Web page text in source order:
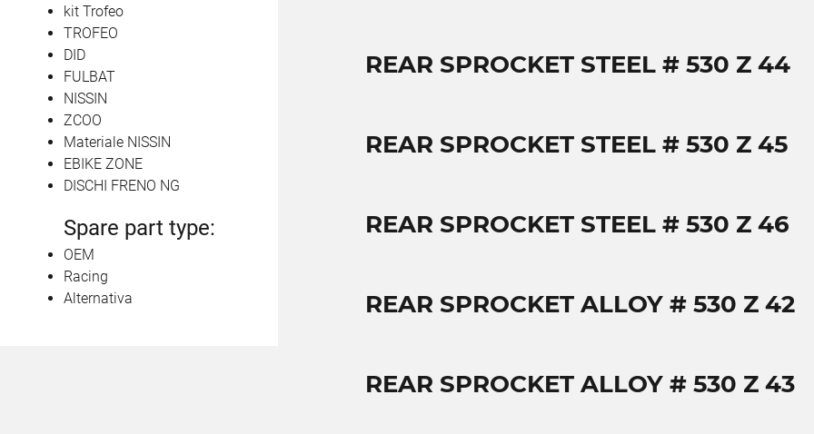
REAR SPROCKET STEEL # 530 Z 44
REAR SPROCKET STEEL # 530 Z 45
REAR SPROCKET STEEL # 530 Z 46
REAR SPROCKET ALLOY # 530 Z 42
REAR SPROCKET ALLOY # 530 Z 43
kit Trofeo
TROFEO
DID
FULBAT
NISSIN
ZCOO
Materiale NISSIN
EBIKE ZONE
DISCHI FRENO NG
Spare part type:
OEM
Racing
Alternativa